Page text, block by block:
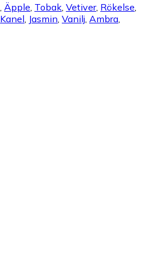
Äpple Tobak Vetiver, Rökelse
Kanel Jasmin Vanilj Ambra